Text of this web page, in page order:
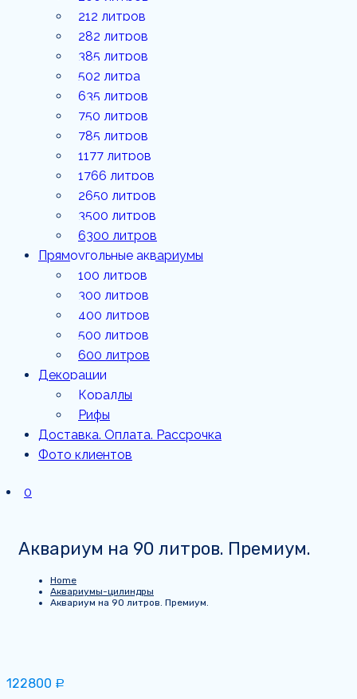
1177
1766
литров
2650
литров
3500
литров
6300
литров
212 литров
282 литров
385 литров
502 литра
635 литров
750 литров
785 литров
1177 литров
1766 литров
2650 литров
3500 литров
6300 литров
Прямоугольные аквариумы
100 литров
300 литров
400 литров
500 литров
600 литров
Декорации
Кораллы
Рифы
Доставка. Оплата. Рассрочка
Фото клиентов
0
Аквариум на 90 литров. Премиум.
Home
Аквариумы-цилиндры
Аквариум на 90 литров. Премиум.
122800 Р